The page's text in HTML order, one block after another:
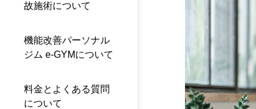
故施術について
機能改善パーソナル
ジム e-GYMについて
料金とよくある質問
について